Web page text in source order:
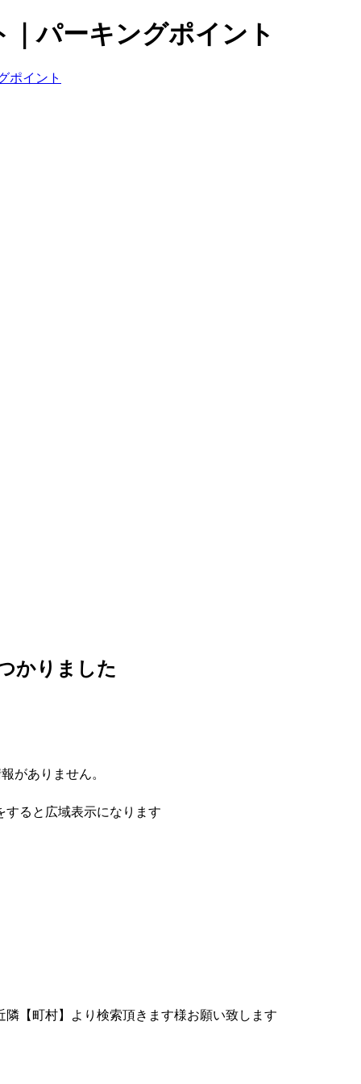
パーキングポイント
ポイント
かりました
がありません。
ると広域表示になります
【町村】より検索頂きます様お願い致します